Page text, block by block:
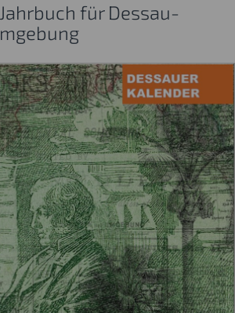
für Dessau-